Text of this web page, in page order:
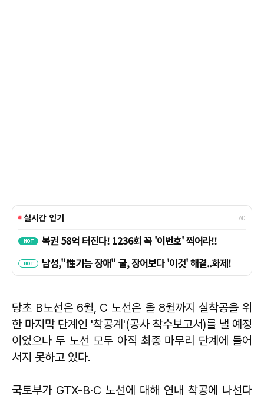
당초 B노선은 6월, C 노선은 올 8월까지 실착공을 위
한 마지막 단계인 '착공계'(공사 착수보고서)를 낼 예정
이었으나 두 노선 모두 아직 최종 마무리 단계에 들어
서지 못하고 있다.
국토부가 GTX-B·C 노선에 대해 연내 착공에 나선다